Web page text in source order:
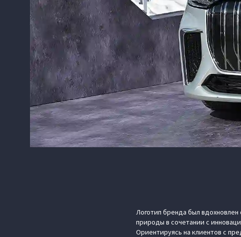
Логотип бренда был
природы в сочетании с
Ориентируясь на клиентов с